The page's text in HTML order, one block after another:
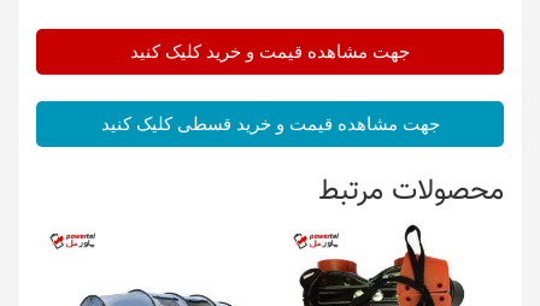
جهت مشاهده قیمت و خرید کلیک کنید
جهت مشاهده قیمت و خرید قسطی کلیک کنید
محصولات مرتبط